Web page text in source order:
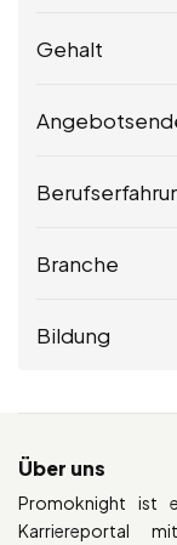
Gehalt
Branche
Bildung
Über uns
Promoknight ist
Karriereportal